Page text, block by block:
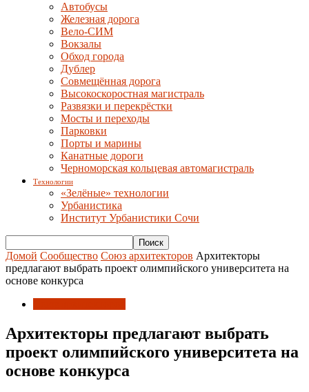
Автобусы
Железная дорога
Вело-СИМ
Вокзалы
Обход города
Дублер
Совмещённая дорога
Высокоскоростная магистраль
Развязки и перекрёстки
Мосты и переходы
Парковки
Порты и марины
Канатные дороги
Черноморская кольцевая автомагистраль
Технологии
«Зелёные» технологии
Урбанистика
Институт Урбанистики Сочи
Домой Сообщество Союз архитекторов Архитекторы
предлагают выбрать проект олимпийского университета на
основе конкурса
Архитекторы предлагают выбрать
проект олимпийского университета на
основе конкурса